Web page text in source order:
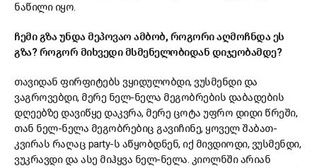
ნაწილი იყო.
ჩემი გზა უნდა მეპოვაო ამბობ, როგორი აღმოჩნდა ეს
გზა? როგორ მიხვედი მსმენელობიდან დიჯეობამდე?
თავიდან ფირფიტებს ვყიდულობდი, ვუსმენდი და
ვაგროვებდი, მერე ნელ-ნელა მეგობრების დაბადების
დღეებზე დავიწყე დაკვრა, მერე ცოტა უფრო დიდი წრეში,
თან ნელ-ნელა მეგობრებიც გავიჩინე, ყოველ შაბათ-
კვირას რაღაც party-ს აწყობდნენ, იქ მივდიოდი, ვუსმენდი,
ვუკრავდი და ასე მიჰყვა ნელ-ნელა. კიოლნში არიან